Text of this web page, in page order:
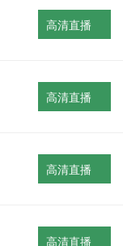
高清直播
高清直播
高清直播
高清直播